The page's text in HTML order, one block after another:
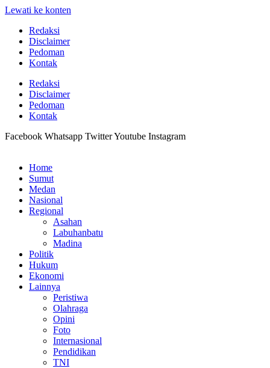
Lewati ke konten
Redaksi
Disclaimer
Pedoman
Kontak
Redaksi
Disclaimer
Pedoman
Kontak
Facebook Whatsapp TwitterYoutube Instagram
Home
Sumut
Medan
Nasional
Regional
Asahan
Labuhanbatu
Madina
Politik
Hukum
Ekonomi
Lainnya
Peristiwa
Olahraga
Opini
Foto
Internasional
Pendidikan
TNI